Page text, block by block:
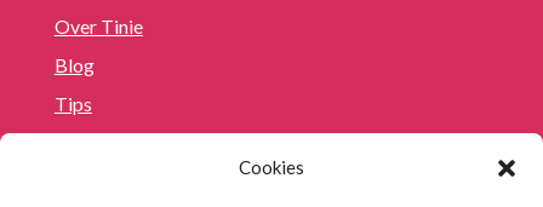
Cookies
Over Tinie
Blog
Tips